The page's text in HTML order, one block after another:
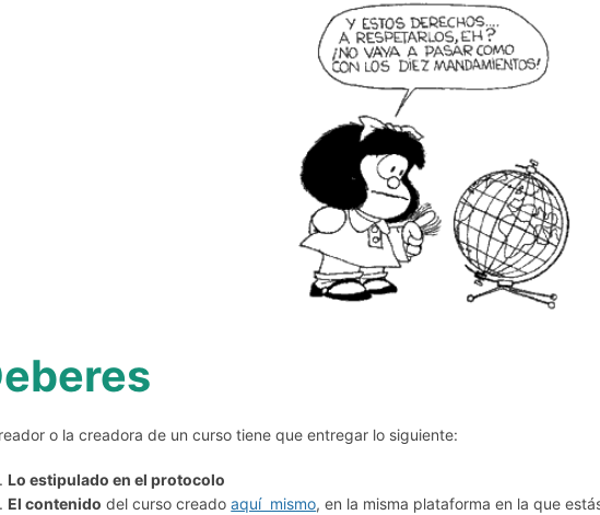
o la creadora de un curso tiene que entregar lo siguiente:
Lo estipulado en el protocolo
El contenido del curso creadoaquí mismo, en la misma plataforma en la que